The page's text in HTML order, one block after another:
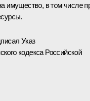
имущество, в том числе
Указ
кодекса Российской